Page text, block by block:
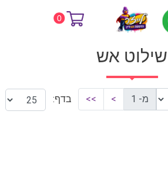
0 שילוט אש
שילוט אש
מ- 1 >
>> בדף: